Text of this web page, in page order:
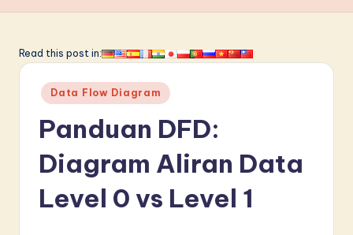
u
li
Read this post in:
Posted
in
Data Flow Diagram
Panduan DFD:
Diagram Aliran Data
Level 0 vs Level 1